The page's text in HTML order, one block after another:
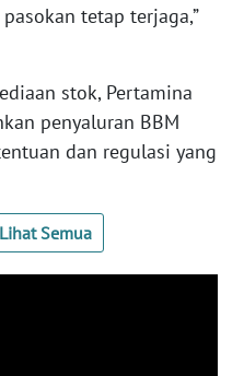
tetap terjaga,”
stok, Pertamina
penyaluran BBM
dan regulasi yang
Lihat Semua